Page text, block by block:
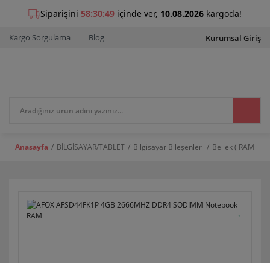
Kargo Sorgulama Blog Kurumsal Giriş
Anasayfa BİLGİSAYAR/TABLET Bilgisayar Bileşenleri Bellek ( RAM )